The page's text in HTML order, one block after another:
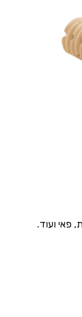
פאי ועוד.